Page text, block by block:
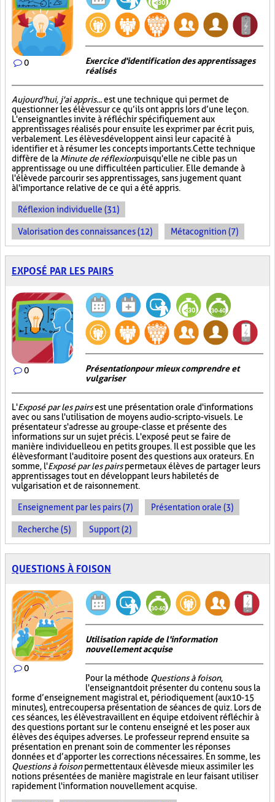
0
Exercice d'identification des apprentissages
réalisés
Aujourd'hui, j'ai appris...est une technique qui permet de
questionner les élèves sur ce qu’ils ont appris lors d’une leçon.
L'enseignant les invite à réfléchir spécifiquement aux
apprentissages réalisés pour ensuite les exprimer par écrit puis,
verbalement. Les élèves développent ainsi leur capacité à
identifier et à résumer les concepts importants. Cette technique
diffère de la Minute de réflexionpuisqu'elle ne cible pas un
apprentissage ou une difficulté en particulier. Elle demande à
l'élève de parcourir ses apprentissages, sans jugement quant
à l'importance relative de ce qui a été appris.
Réflexion individuelle (31)
Valorisation des connaissances (12) Métacognition (7)
EXPOSÉ PAR LES PAIRS
0
Présentation pour mieux comprendre et
vulgariser
L'Exposé par les pairsest une présentation orale d'informations
avec ou sans l'utilisation de moyens audio-scripto-visuels. Le
présentateur s'adresse au groupe-classe et présente des
informations sur un sujet précis. L'exposé peut se faire de
manière individuelle ou en petits groupes. Il est possible que les
élèves formant l'auditoire posent des questions aux orateurs. En
somme, l'Exposé par les pairspermet aux élèves de partager leurs
apprentissages tout en développant leurs habiletés de
vulgarisation et de raisonnement.
Enseignement par les pairs (7) Présentation orale (3)
Recherche (5) Support (2)
QUESTIONS À FOISON
0
Utilisation rapide de l'information
nouvellement acquise
Pour la méthode Questions à foison,
l'enseignant doit présenter du contenu sous la
forme d’enseignement magistral et, périodiquement (aux 10-15
minutes), entrecouper sa présentation de séances de quiz. Lors de
ces séances, les élèves travaillent en équipe et doivent réfléchir à
des questions portant sur le contenu enseigné et les poser aux
élèves des équipes adverses. Le professeur reprend ensuite sa
présentation en prenant soin de commenter les réponses
données et d’apporter les corrections nécessaires. En somme, les
Questions à foisonpermettent aux élèves de mieux assimiler les
notions présentées de manière magistrale en leur faisant utiliser
rapidement l'information nouvellement acquise.